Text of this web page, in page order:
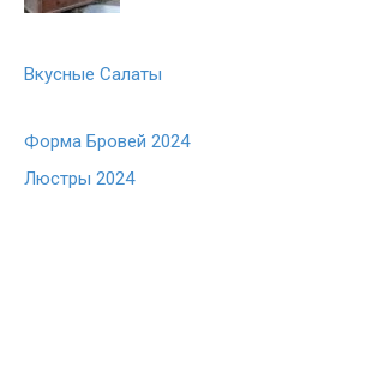
Вкусные Салаты
Форма Бровей 2024
Люстры 2024